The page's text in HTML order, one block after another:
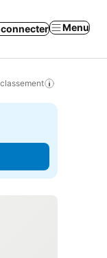
connecter Menu